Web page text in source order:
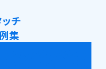
チ
集